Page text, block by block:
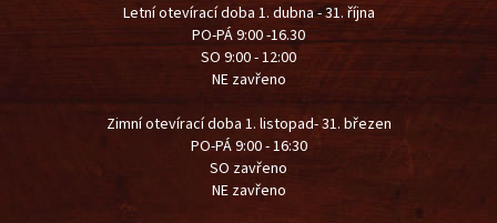
Letní otevírací doba 1. dubna - 31. října
PO-PÁ 9:00 -16.30
SO 9:00 - 12:00
NE zavřeno
Zimní otevírací doba 1. listopad- 31. březen
PO-PÁ 9:00 - 16:30
SO zavřeno
NE zavřeno